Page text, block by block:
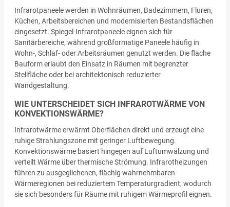
Infrarotpaneele werden in Wohnräumen, Badezimmern, Fluren,
Küchen, Arbeitsbereichen und modernisierten Bestandsflächen
eingesetzt. Spiegel-Infrarotpaneele eignen sich für
Sanitärbereiche, während großformatige Paneele häufig in
Wohn-, Schlaf- oder Arbeitsräumen genutzt werden. Die flache
Bauform erlaubt den Einsatz in Räumen mit begrenzter
Stellfläche oder bei architektonisch reduzierter
Wandgestaltung.
WIE UNTERSCHEIDET SICH INFRAROTWÄRME VON
KONVEKTIONSWÄRME?
Infrarotwärme erwärmt Oberflächen direkt und erzeugt eine
ruhige Strahlungszone mit geringer Luftbewegung.
Konvektionswärme basiert hingegen auf Luftumwälzung und
verteilt Wärme über thermische Strömung. Infrarotheizungen
führen zu ausgeglichenen, flächig wahrnehmbaren
Wärmeregionen bei reduziertem Temperaturgradient, wodurch
sie sich besonders für Räume mit ruhigem Wärmeprofil eignen.